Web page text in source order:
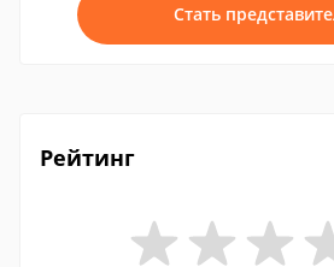
Стать
Рейтинг